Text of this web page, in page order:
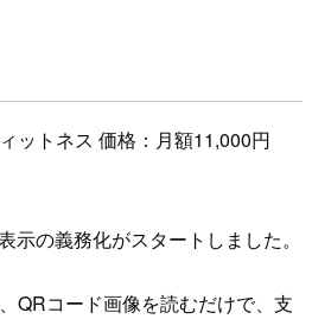
ットネス 価格：月額11,000円
示の義務化がスタートしました。
QRコード画像を読むだけで、支